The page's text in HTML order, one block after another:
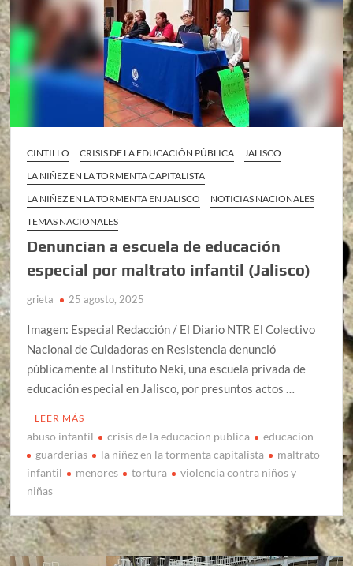
CINTILLO CRISIS DE LA EDUCACIÓN PÚBLICA
JALISCO
LA NIÑEZ EN LA TORMENTA CAPITALISTA
LA NIÑEZ EN LA TORMENTA EN JALISCO
NOTICIAS NACIONALES
TEMAS NACIONALES
Denuncian a escuela de educación
especial por maltrato infantil (Jalisco)
grieta 25 agosto, 2025
Imagen: Especial Redacción / El Diario NTR El Colectivo
Nacional de Cuidadoras en Resistencia denunció
públicamente al Instituto Neki, una escuela privada de
educación especial en Jalisco, por presuntos actos …
LEER MÁS
abuso infantil crisis de la educacion publica
educacion
guarderias
la niñez en la tormenta capitalista
maltrato
infantil
menores tortura
violencia contra niños y
niñas